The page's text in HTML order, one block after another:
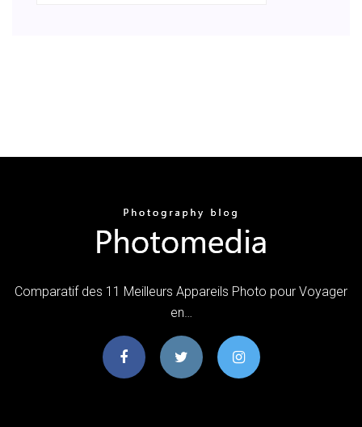
Comparatif des 11 Meilleurs Appareils Photo pour Voyager
en…